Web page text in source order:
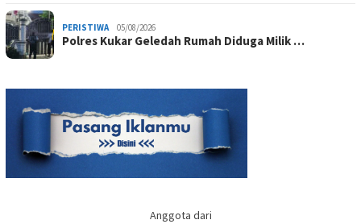
PERISTIWA 05/08/2026
Polres Kukar Geledah Rumah Diduga Milik …
Anggota dari